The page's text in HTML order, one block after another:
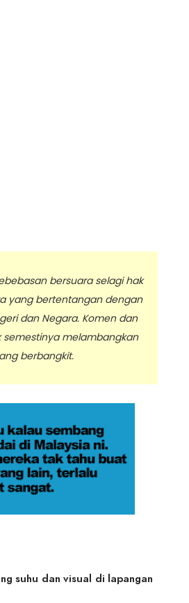
bersuara selagi hak
yang bertentangan dengan
dan Negara. Komen dan
melambangkan
berbangkit.
suhu dan visual di lapangan